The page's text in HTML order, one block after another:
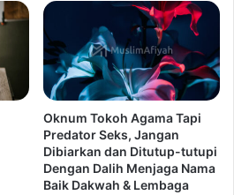
Oknum Tokoh Agama Tapi
Predator Seks, Jangan
Dibiarkan dan Ditutup-tutupi
Dengan Dalih Menjaga Nama
Baik Dakwah & Lembaga